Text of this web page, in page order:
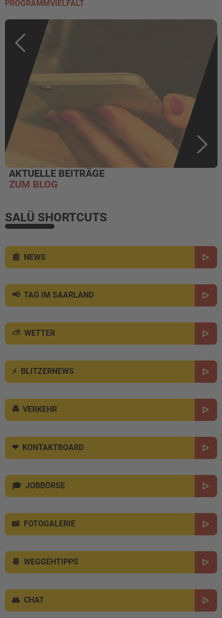
PROGRAMMVIELFALT
AKTUELLE BEITRÄGE
ZUM BLOG
SALÜ SHORTCUTS
NEWS
TAG IM SAARLAND
WETTER
BLITZERNEWS
VERKEHR
KONTAKTBOARD
JOBBÖRSE
FOTOGALERIE
WEGGEHTIPPS
CHAT